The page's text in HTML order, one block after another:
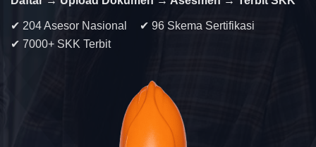
✔ 204 Asesor Nasional
✔ 96 Skema Sertifikasi
✔ 7000+ SKK Terbit